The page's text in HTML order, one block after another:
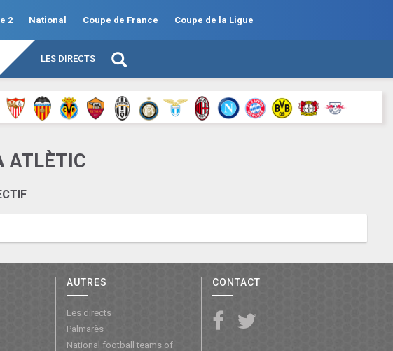
2 National Coupe de France Coupe de la Ligue
LES DIRECTS
ATLÈTIC
AUTRES
Les directs
Palmarès
National football teams of
CONTACT